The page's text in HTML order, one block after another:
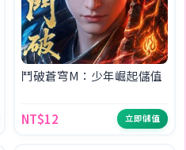
鬥破蒼穹M：少年崛起儲值
NT$12 立即儲值